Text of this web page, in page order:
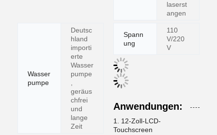
laserst
angen
Wasser
pumpe
Deutsc
hland
importi
erte
Wasser
pumpe
geräus
chfrei
und
lange
Zeit
Spann
ung
110
V/220
V
Anwendungen:
1. 12-Zoll-LCD-
Touchscreen